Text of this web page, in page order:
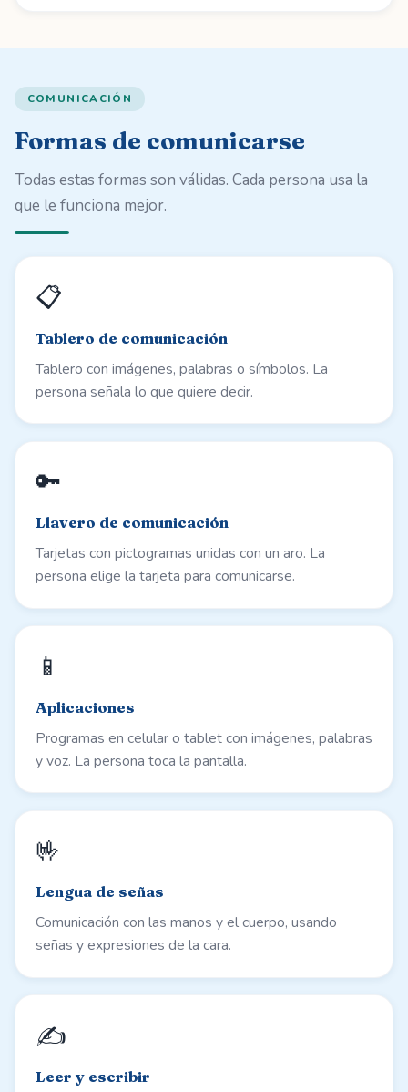
COMUNICACIÓN
Formas de comunicarse
Todas estas formas son válidas. Cada persona usa la
que le funciona mejor.
📋
Tablero de comunicación
Tablero con imágenes, palabras o símbolos. La
persona señala lo que quiere decir.
🔑
Llavero de comunicación
Tarjetas con pictogramas unidas con un aro. La
persona elige la tarjeta para comunicarse.
📱
Aplicaciones
Programas en celular o tablet con imágenes, palabras
y voz. La persona toca la pantalla.
🤟
Lengua de señas
Comunicación con las manos y el cuerpo, usando
señas y expresiones de la cara.
✍️
Leer y escribir